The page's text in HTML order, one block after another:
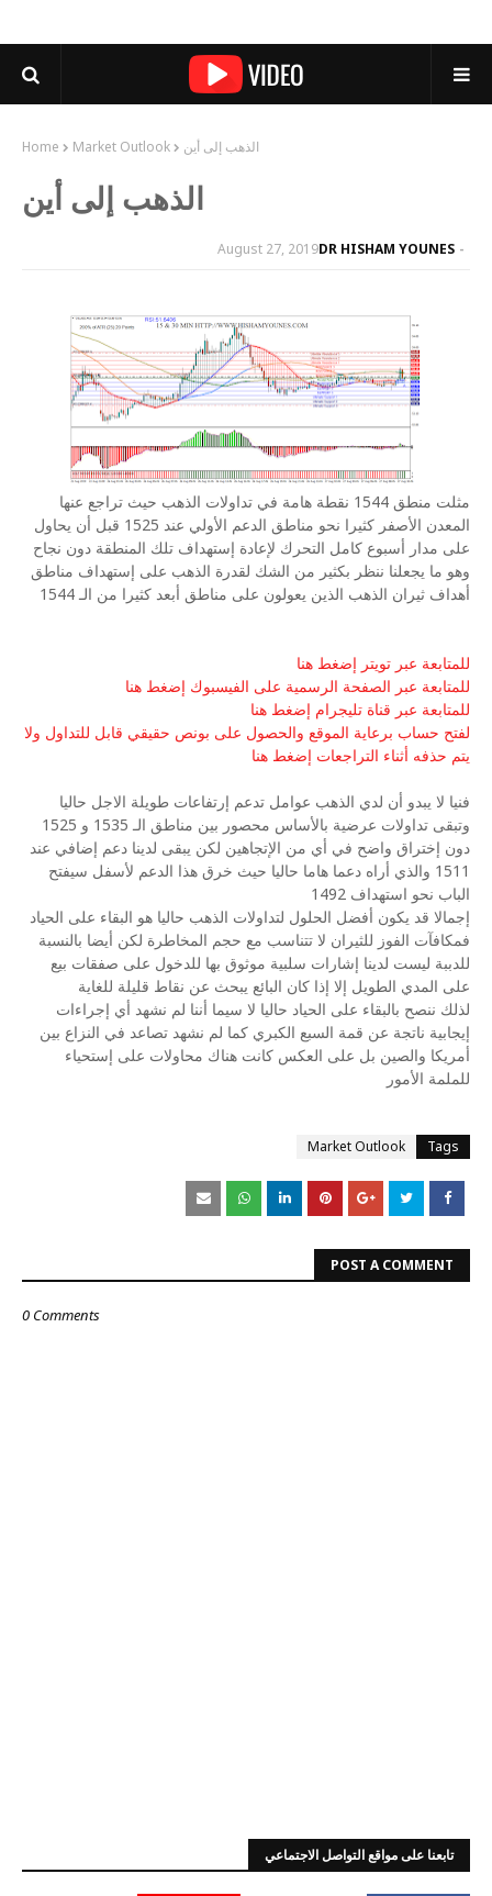
Home Market Outlook الذهب إلى أين
الذهب إلى أين
DR HISHAM YOUNES
August 27, 2019
مثلت منطق 1544 نقطة هامة في تداولات الذهب حيث تراجع عنها
المعدن الأصفر كثيرا نحو مناطق الدعم الأولي عند 1525 قبل أن يحاول
على مدار أسبوع كامل التحرك لإعادة إستهداف تلك المنطقة دون نجاح
وهو ما يجعلنا ننظر بكثير من الشك لقدرة الذهب على إستهداف مناطق
أهداف ثيران الذهب الذين يعولون على مناطق أبعد كثيرا من الـ 1544
للمتابعة عبر تويتر إضغط هنا
للمتابعة عبر الصفحة الرسمية على الفيسبوك إضغط هنا
للمتابعة عبر قناة تليجرام إضغط هنا
لفتح حساب برعاية الموقع والحصول على بونص حقيقي قابل للتداول ولا
يتم حذفه أثناء التراجعات إضغط هنا
فنيا لا يبدو أن لدي الذهب عوامل تدعم إرتفاعات طويلة الاجل حاليا
وتبقى تداولات عرضية بالأساس محصور بين مناطق الـ 1535 و 1525
دون إختراق واضح في أي من الإتجاهين لكن يبقى لدينا دعم إضافي عند
1511 والذي أراه دعما هاما حاليا حيث خرق هذا الدعم لأسفل سيفتح
الباب نحو استهداف 1492
إجمالا قد يكون أفضل الحلول لتداولات الذهب حاليا هو البقاء على الحياد
فمكافآت الفوز للثيران لا تتناسب مع حجم المخاطرة لكن أيضا بالنسبة
للدببة ليست لدينا إشارات سلبية موثوق بها للدخول على صفقات بيع
على المدي الطويل إلا إذا كان البائع يبحث عن نقاط قليلة للغاية
لذلك ننصح بالبقاء على الحياد حاليا لا سيما أننا لم نشهد أي إجراءات
إيجابية ناتجة عن قمة السبع الكبري كما لم نشهد تصاعد في النزاع بين
أمريكا والصين بل على العكس كانت هناك محاولات على إستحياء
للملمة الأمور
Tags
Market Outlook
POST A COMMENT
0 Comments
تابعنا على مواقع التواصل الاجتماعي